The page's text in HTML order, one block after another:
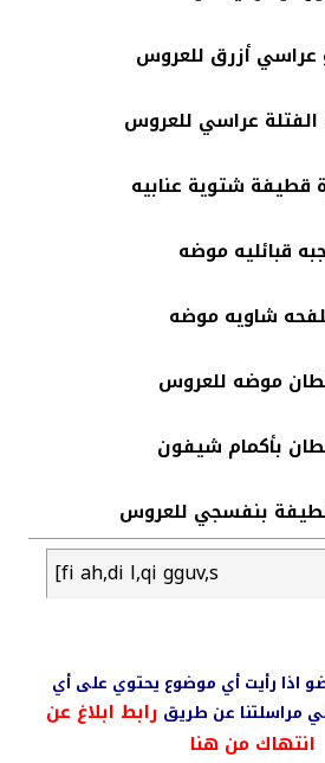
عراسي أزرق للعروس
الفتلة عراسي للعروس
قطيفة شتوية عنابيه
جبه قبائليه موضه
شاويه موضه
موضه للعروس
بأكمام شيفون
بنفسجي للعروس
[fi ah,di l,qi gguv,s
اذا رأيت أي موضوع يحتوي على أي
مراسلتنا عن طريق رابط ابلاغ عن
انتهاك من هنا